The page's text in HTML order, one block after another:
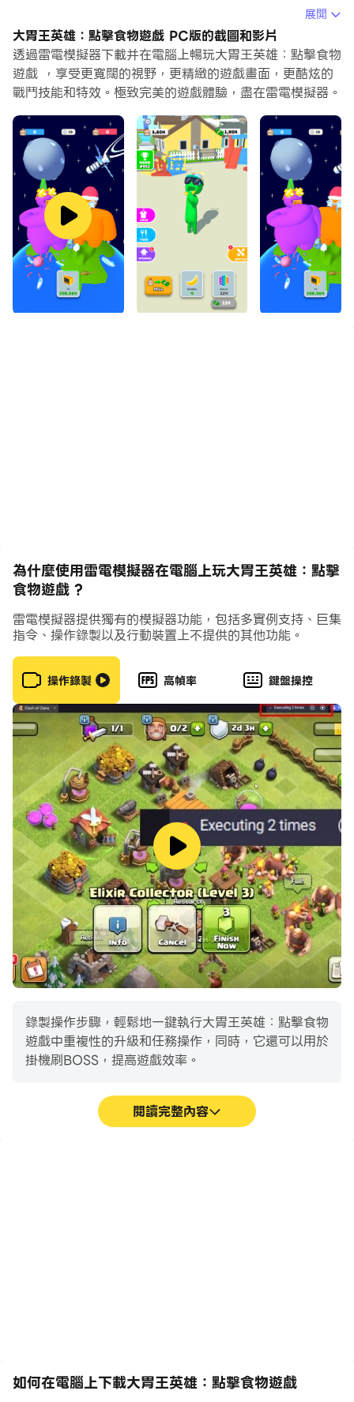
當你在電腦上玩大胃王英雄：點擊食物遊戲的時候，如果你
覺得重複執行一個動作或任務很費時間很無聊，別擔心，巨
集指令功能可以幫你解決你的煩惱！你只需要點擊螢幕記錄
功能來記錄你的操作，然後把它留給巨集指令來解決。巨集
指令功能完全自動化您的操作，讓您以最少的努力輕鬆贏得
遊戲！！現在就開始在電腦上下載和玩大胃王英雄：點擊食
物遊戲吧！
快來加入對抗其他彩虹好友的史詩大胃王競賽！盡可能吃下
許多食物，就能成長為有史以來最為巨大的彩虹怪物！吞噬
食物、衣服、電視機、貨車，甚至還有飛機！在有趣的點擊
遊戲中，變得比星球還要巨大吧！
在美食對決中與彩虹朋友一較高下！ 盡可能快地輕拍以增
加體重並贏得飲食比賽！ 在這個激動人心的美食遊戲中，
你永遠不會感到無聊！
- ASMR飲食體驗
- 無限升級
不要停止進食！ 在這個超級有趣的飲食遊戲中增加體重，
解鎖新關卡，吃掉世界上的一切！ 立即免費下載 Eating
Hero！
展開
大胃王英雄：點擊食物遊戲 PC版的截圖和影片
透過雷電模擬器下載并在電腦上暢玩大胃王英雄：點擊食物
遊戲 ，享受更寬闊的視野，更精緻的遊戲畫面，更酷炫的
戰鬥技能和特效。極致完美的遊戲體驗，盡在雷電模擬器。
為什麼使用雷電模擬器在電腦上玩大胃王英雄：點擊
食物遊戲 ?
雷電模擬器提供獨有的模擬器功能，包括多實例支持、巨集
指令、操作錄製以及行動裝置上不提供的其他功能。
操作錄製 高幀率 鍵盤操控
錄製操作步驟，輕鬆地一鍵執行大胃王英雄：點擊食物
遊戲中重複性的升級和任務操作，同時，它還可以用於
掛機刷BOSS，提高遊戲效率。
閱讀完整內容
如何在電腦上下載大胃王英雄：點擊食物遊戲